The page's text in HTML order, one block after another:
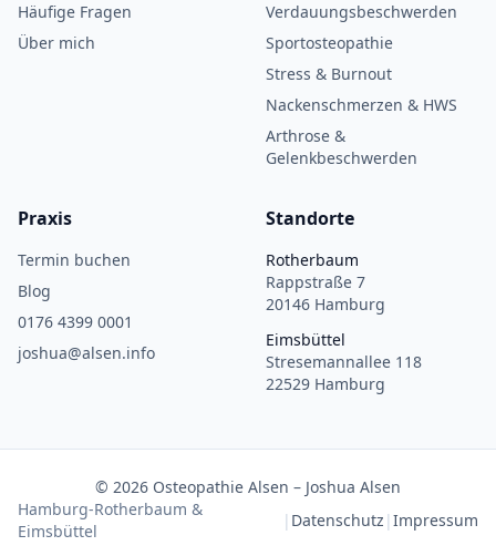
Häufige Fragen
Über mich
Verdauungsbeschwerden
Sportosteopathie
Stress & Burnout
Nackenschmerzen & HWS
Arthrose &
Gelenkbeschwerden
Praxis
Termin buchen
Blog
0176 4399 0001
joshua@alsen.info
Standorte
Rotherbaum
Rappstraße 7
20146 Hamburg
Eimsbüttel
Stresemannallee 118
22529 Hamburg
© 2026 Osteopathie Alsen – Joshua Alsen
Hamburg-Rotherbaum &
Eimsbüttel
| Datenschutz | Impressum